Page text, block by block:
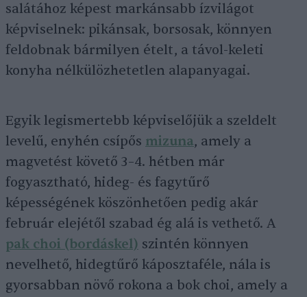
salátához képest markánsabb ízvilágot
képviselnek: pikánsak, borsosak, könnyen
feldobnak bármilyen ételt, a távol-keleti
konyha nélkülözhetetlen alapanyagai.
Egyik legismertebb képviselőjük a szeldelt
levelű, enyhén csípős mizuna, amely a
magvetést követő 3–4. hétben már
fogyasztható, hideg- és fagytűrő
képességének köszönhetően pedig akár
február elejétől szabad ég alá is vethető. A
pak choi (bordáskel) szintén könnyen
nevelhető, hidegtűrő káposztaféle, nála is
gyorsabban növő rokona a bok choi, amely a